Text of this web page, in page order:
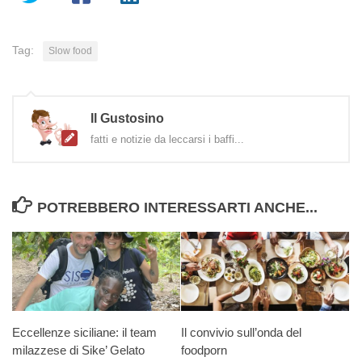
Tag: Slow food
Il Gustosino
fatti e notizie da leccarsi i baffi...
POTREBBERO INTERESSARTI ANCHE...
Eccellenze siciliane: il team
milazzese di Sike’ Gelato
Il convivio sull’onda del
foodporn